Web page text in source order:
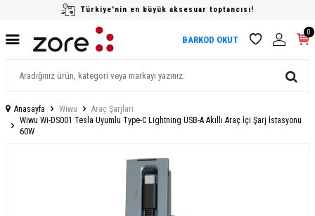
Türkiye'nin en büyük aksesuar toptancısı!
BARKOD OKUT
0
Anasayfa Wiwu
Araç Şarjları
Wiwu Wi-DS001 Tesla Uyumlu Type-C Lightning USB-A Akıllı Araç İçi Şarj İstasyonu
60W